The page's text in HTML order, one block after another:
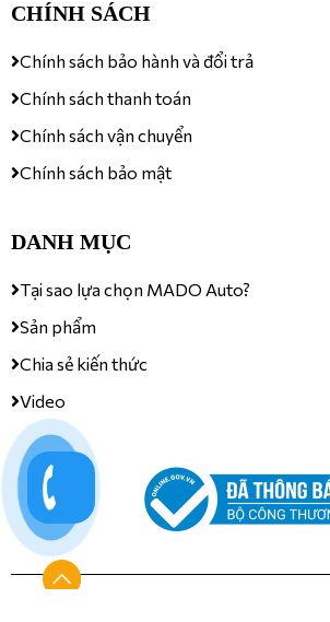
CHÍNH SÁCH
Chính sách bảo hành và đổi trả
Chính sách thanh toán
Chính sách vận chuyển
Chính sách bảo mật
DANH MỤC
Tại sao lựa chọn MADO Auto?
Sản phẩm
Chia sẻ kiến thức
Video